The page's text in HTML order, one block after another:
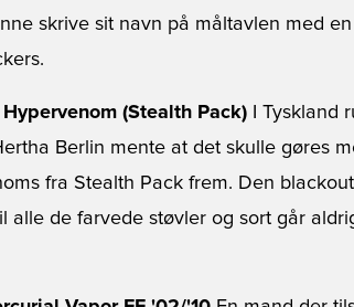
skrive sit navn på måltavlen med en
(Stealth Pack) I Tyskland
Berlin mente at det skulle gøres
fra Stealth Pack frem. Den
alle de farvede støvler og sort går